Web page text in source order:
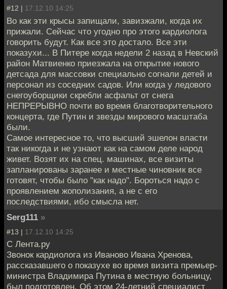
#12 | 17.12.10 14:25
Во как эти крысы запищали, завизжали, когда их
прижали. Сейчас что угодно про этого кардиолога
говорить будут. Как все это достало. Все эти
показухи... В Питере когда недели 2 назад в Невский
район Матвиенко приезжала на открытие нового
детсада для массовки специально согнали детей и
персонал из соседних садов. Или когда у ледового
снегоуборщики скребли асфальт от снега
НЕПРЕРЫВНО почти во время благотворительного
концерта, где Путин и звезды мирового масштаба
были.
Самое интересное то, что высший эшелон власти
так никогда и не узнают как на самом деле народ
живет. Возят их на спец. машинах, все визиты
запланированы заранее и местные чиновник все
готовят, чтобы было "как надо". Бороться надо с
проявлением жополизания, а не с его
последствиями, ибо смысла нет.
Serg111 »
#13 | 17.12.10 14:25
С Лента.ру
Звонок кардиолога из Иваново Ивана Хренова,
рассказавшего о показухе во время визита премьер-
министра Владимира Путина в местную больницу,
был подготовлен. Об этом 24-летний специалист